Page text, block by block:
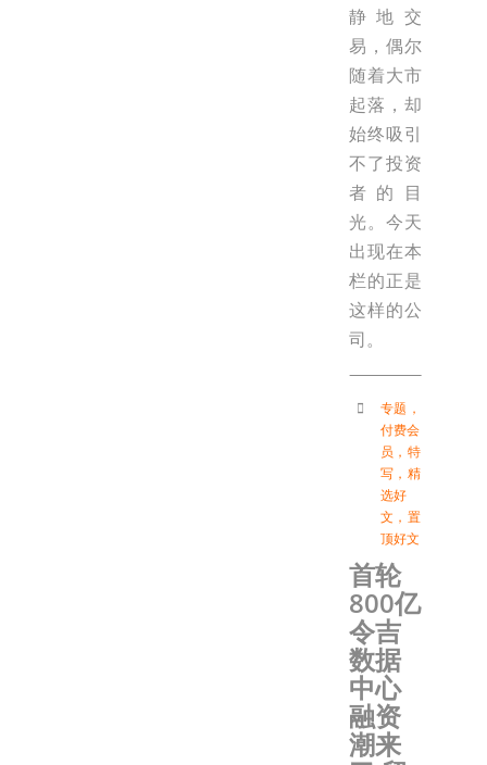
静地交
易，偶尔
随着大市
起落，却
始终吸引
不了投资
者的目
光。今天
出现在本
栏的正是
这样的公
司。
专题 ，
付费会
员 ， 特
写 ， 精
选好
文 ， 置
顶好文
首轮
800亿
令吉
数据
中心
融资
潮来